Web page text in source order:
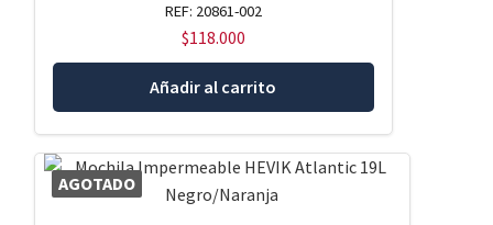
REF: 20861-002
$118.000
Añadir al carrito
AGOTADO